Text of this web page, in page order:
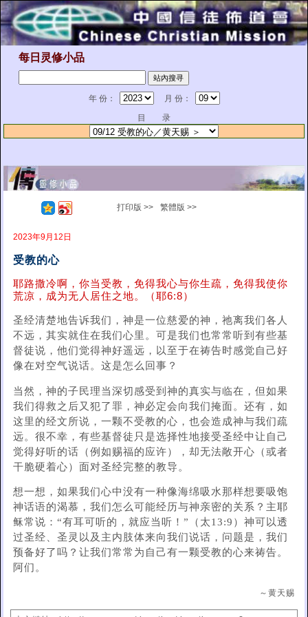
每日灵修小品
年 份：
月 份：
目 录
打印版 >> 繁體版 >>
2023年9月12日
受教的心
耶路撒冷啊，你当受教，免得我心与你生疏，免得我使你
荒凉，成为无人居住之地。（耶6:8）
圣经清楚地告诉我们，神是一位慈爱的神，祂离我们各人
不远，其实就住在我们心里。可是我们也常常听到有些基
督徒说，他们觉得神好遥远，以至于在祷告时感觉自己好
像在对空气说话。这是怎么回事？
当然，神的子民理当深切感受到神的真实与临在，但如果
我们得救之后又犯了罪，神必定会向我们掩面。还有，如
这里的经文所说，一颗不受教的心，也会造成神与我们疏
远。很不幸，有些基督徒只是选择性地接受圣经中让自己
觉得好听的话（例如赐福的应许），却无法敞开心（或者
干脆硬着心）面对圣经完整的教导。
想一想，如果我们心中没有一种像海绵吸水那样想要吸饱
神话语的渴慕，我们怎么可能经历与神亲密的关系？主耶
稣常说：“有耳可听的，就应当听！”（太13:9）神可以透
过圣经、圣灵以及主内肢体来向我们说话，问题是，我们
预备好了吗？让我们常常为自己有一颗受教的心来祷告。
阿们。
～黄天赐